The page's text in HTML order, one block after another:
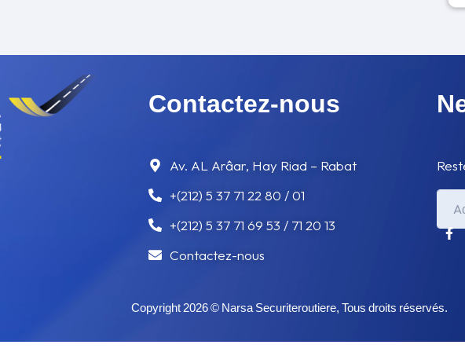
Contactez-nous
Av. AL Arâar, Hay Riad – Rabat
+(212) 5 37 71 22 80 / 01
+(212) 5 37 71 69 53 / 71 20 13
Contactez-nous
Copyright 2026 © Narsa Securiteroutiere, Tous droits réservés.